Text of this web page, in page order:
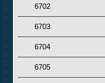
6702
6703
6704
6705